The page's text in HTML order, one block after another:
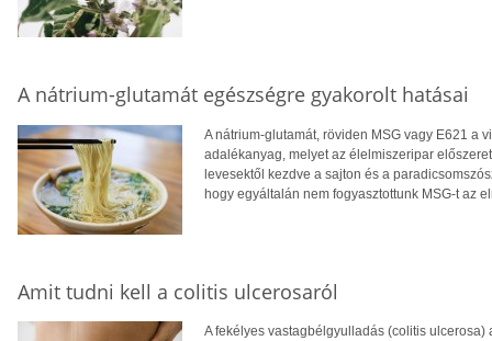
A nátrium-glutamát egészségre gyakorolt hatásai
A nátrium-glutamát, röviden MSG vagy E621 a
adalékanyag, melyet az élelmiszeripar
levesektől kezdve a sajton és a
hogy egyáltalán nem fogyasztottunk MSG-t az
Amit tudni kell a colitis ulcerosaról
A fekélyes vastagbélgyulladás (colitis